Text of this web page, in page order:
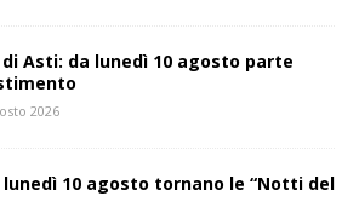
di Asti: da lunedì 10 agosto parte
2026
lunedì 10 agosto tornano le “Notti del